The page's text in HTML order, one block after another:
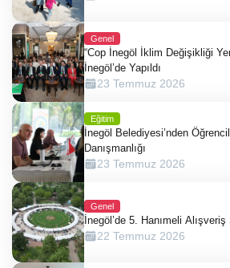
Genel
“Cop İnegöl İklim Değişikliği
İnegöl’de Yapıldı
23 Temmuz 2026
Eğitim
İnegöl Belediyesi’nden
Danışmanlığı
23 Temmuz 2026
Genel
İnegöl’de 5. Hanımeli
22 Temmuz 2026